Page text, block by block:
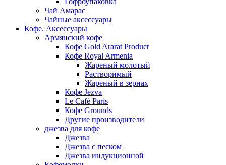
Чай Амарас
Чайные аксессуары
Кофе. Аксессуары
Армянский кофе
Кофе Gold Ararat Product
Кофе Royal Armenia
Жареный молотый
Растворимый
Жареный в зернах
Кофе Jezva
Le Café Paris
Кофе Grounds
Другие производители
джезва для кофе
Джезва
Джезва с песком
Джезва индукционной